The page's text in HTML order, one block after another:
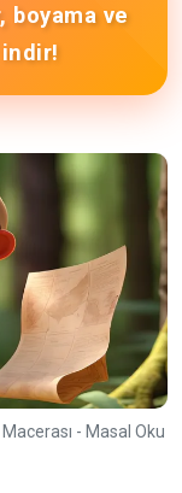
boyama ve
Macerası - Masal Oku